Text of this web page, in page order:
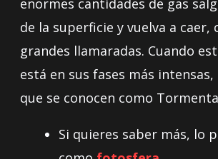
enormes cantidades de gas
de la superficie y vuelva a caer,
grandes llamaradas. Cuando
está en sus fases más
que se conocen como
Si quieres saber más, lo